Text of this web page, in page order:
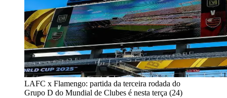
LAFC x Flamengo: partida da terceira rodada do
Grupo D do Mundial de Clubes é nesta terça (24)